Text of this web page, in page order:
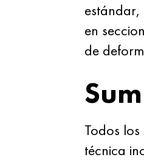
en
de
Todos
técnica